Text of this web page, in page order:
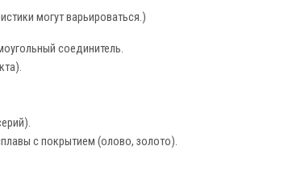
могут варьироваться.)
соединитель.
с покрытием (олово, золото).